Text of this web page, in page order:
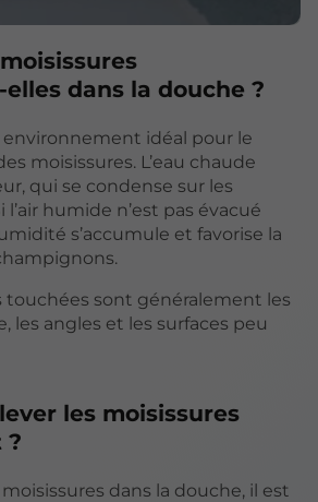
dans la douche ?
environnement idéal pour le
moisissures. L’eau chaude
qui se condense sur les
l’air humide n’est pas évacué
s’accumule et favorise la
touchées sont généralement les
les angles et les surfaces peu
les moisissures
?
dans la douche, il est